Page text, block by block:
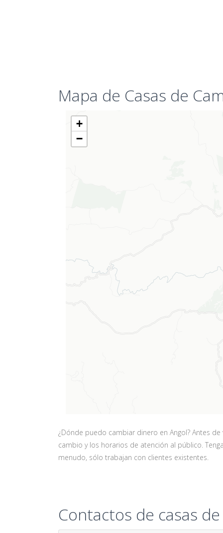
Mapa de Casas de
+
−
¿Dónde puedo cambiar dinero en Angol? Antes
cambio y los horarios de atención al público.
menudo, sólo trabajan con clientes existentes.
Contactos de casas